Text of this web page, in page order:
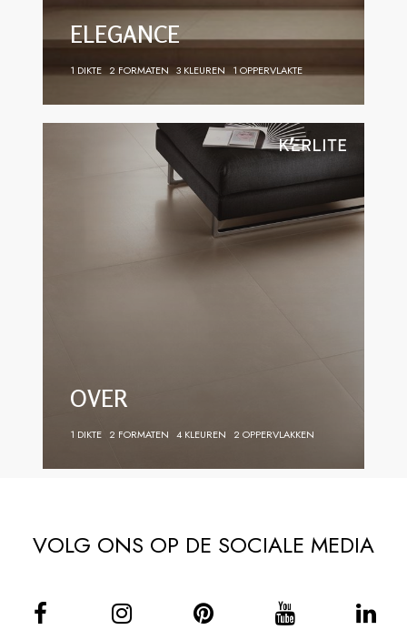
ELEGANCE
1 DIKTE 2 FORMATEN 3 KLEUREN 1 OPPERVLAKTE
OVER
1 DIKTE 2 FORMATEN 4 KLEUREN 2 OPPERVLAKKEN
VOLG ONS OP DE SOCIALE MEDIA